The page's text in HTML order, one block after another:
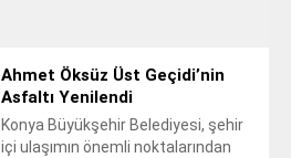
Ahmet Öksüz Üst Geçidi’nin
Asfaltı Yenilendi
Konya Büyükşehir Belediyesi, şehir
içi ulaşımın önemli noktalarından